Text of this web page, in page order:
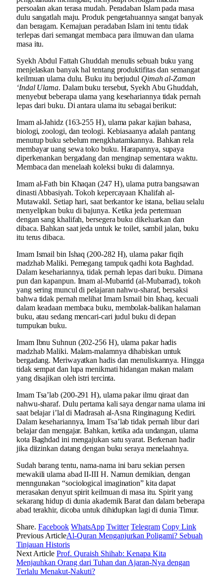
persoalan akan terasa mudah. Peradaban Islam pada masa
dulu sangatlah maju. Produk pengetahuannya sangat banyak
dan beragam. Kemajuan peradaban Islam ini tentu tidak
terlepas dari semangat membaca para ilmuwan dan ulama
masa itu.
Syekh Abdul Fattah Ghuddah menulis sebuah buku yang
menjelaskan banyak hal tentang produktifitas dan semangat
keilmuan ulama dulu. Buku itu berjudul Qimah al-Zaman
‘Indal Ulama. Dalam buku tersebut, Syekh Abu Ghuddah,
menyebut beberapa ulama yang kesehariannya tidak pernah
lepas dari buku. Di antara ulama itu sebagai berikut:
Imam al-Jahidz (163-255 H), ulama pakar kajian bahasa,
biologi, zoologi, dan teologi. Kebiasaanya adalah pantang
menutup buku sebelum mengkhatamkannya. Bahkan rela
membayar uang sewa toko buku. Harapannya, supaya
diperkenankan bergadang dan menginap sementara waktu.
Membaca dan menelaah koleksi buku di dalamnya.
Imam al-Fath bin Khaqan (247 H), ulama putra bangsawan
dinasti Abbasiyah. Tokoh kepercayaan Khalifah al-
Mutawakil. Setiap hari, saat berkantor ke istana, beliau selalu
menyelipkan buku di bajunya. Ketika jeda pertemuan
dengan sang khalifah, bersegera buku dikeluarkan dan
dibaca. Bahkan saat jeda untuk ke toilet, sambil jalan, buku
itu terus dibaca.
Imam Ismail bin Ishaq (200-282 H), ulama pakar fiqih
madzhab Maliki. Pemegang tampuk qadhi kota Baghdad.
Dalam kesehariannya, tidak pernah lepas dari buku. Dimana
pun dan kapanpun. Imam al-Mubarrid (al-Mubarrad), tokoh
yang sering muncul di pelajaran nahwu-sharaf, bersaksi
bahwa tidak pernah melihat Imam Ismail bin Ishaq, kecuali
dalam keadaan membaca buku, membolak-balikan halaman
buku, atau sedang mencari-cari judul buku di depan
tumpukan buku.
Imam Ibnu Suhnun (202-256 H), ulama pakar hadis
madzhab Maliki. Malam-malamnya dihabiskan untuk
bergadang. Meriwayatkan hadis dan menuliskannya. Hingga
tidak sempat dan lupa menikmati hidangan makan malam
yang disajikan oleh istri tercinta.
Imam Tsa’lab (200-291 H), ulama pakar ilmu qiraat dan
nahwu-sharaf. Dulu pertama kali saya dengar nama ulama ini
saat belajar i’lal di Madrasah al-Asna Ringinagung Kediri.
Dalam kesehariannya, Imam Tsa’lab tidak pernah libur dari
belajar dan mengajar. Bahkan, ketika ada undangan, ulama
kota Baghdad ini mengajukan satu syarat. Berkenan hadir
jika diizinkan datang dengan buku seraya menelaahnya.
Sudah barang tentu, nama-nama ini baru sekian persen
mewakili ulama abad II-III H. Namun demikian, dengan
menngunakan “sociological imagination” kita dapat
merasakan denyut spirit keilmuan di masa itu. Spirit yang
sekarang hidup di dunia akademik Barat dan dalam beberapa
abad terakhir, dicoba untuk dihidupkan lagi di dunia Timur.
Share. Facebook WhatsApp Twitter Telegram Copy Link
Previous ArticleAl-Quran Menganjurkan Poligami? Sebuah
Tinjauan Historis
Next Article Prof. Quraish Shihab: Kenapa Kita
Menjauhkan Orang dari Tuhan dan Ajaran-Nya dengan
Terlalu Menakut-Nakuti?